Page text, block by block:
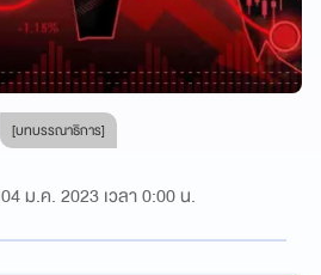
[บทบรรณาธิการ]
04 ม.ค. 2023 เวลา 0:00 น.